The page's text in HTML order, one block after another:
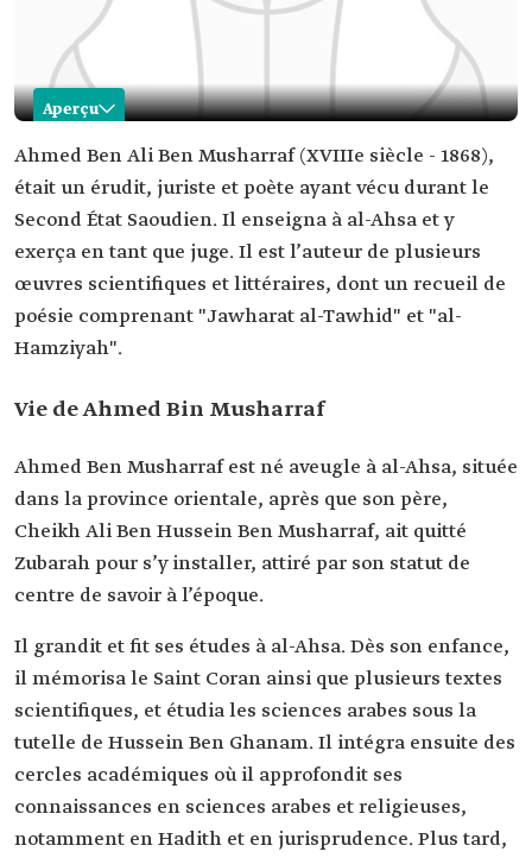
Aperçu
Ahmed Ben Musharraf
Nom
Ahmed Ben Musharraf
Domaine
professionnel
Érudit, juriste et poète durant le Second État
Saoudien
Date de décès
1868
Lieu de décès
al-Ahsa
Vie
son professeur Hussein Ben Ghanam. Par la suite, il a
particulier le Hadith et la jurisprudence. Il enseigna
ensuite à al-Ahsa.
Ahmed Ben Ali Ben Musharraf (XVIIIe siècle - 1868),
était un érudit, juriste et poète ayant vécu durant le
Second État Saoudien. Il enseigna à al-Ahsa et y
exerça en tant que juge. Il est l’auteur de plusieurs
œuvres scientifiques et littéraires, dont un recueil de
poésie comprenant "Jawharat al-Tawhid" et "al-
Hamziyah".
Vie de Ahmed Bin Musharraf
Ahmed Ben Musharraf est né aveugle à al-Ahsa, située
dans la province orientale, après que son père,
Cheikh Ali Ben Hussein Ben Musharraf, ait quitté
Zubarah pour s’y installer, attiré par son statut de
centre de savoir à l’époque.
Il grandit et fit ses études à al-Ahsa. Dès son enfance,
il mémorisa le Saint Coran ainsi que plusieurs textes
scientifiques, et étudia les sciences arabes sous la
tutelle de Hussein Ben Ghanam. Il intégra ensuite des
cercles académiques où il approfondit ses
connaissances en sciences arabes et religieuses,
notamment en Hadith et en jurisprudence. Plus tard,